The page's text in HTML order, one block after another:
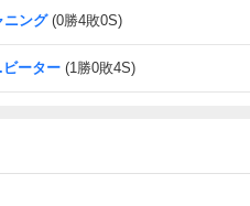
ニング(0勝4敗0S)
ビーター (1勝0敗4S)